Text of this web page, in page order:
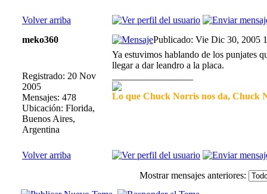
Volver arriba
meko360
Publicado: Vie Dic 30, 2005
Registrado: 20 Nov
2005
Mensajes: 478
Ubicación: Florida,
Buenos Aires,
Argentina
Ya estuvimos hablando de los punjates
llegar a dar leandro a la placa.
Lo que Chuck Norris nos da, Chuck
Volver arriba
Mostrar mensajes anteriores: